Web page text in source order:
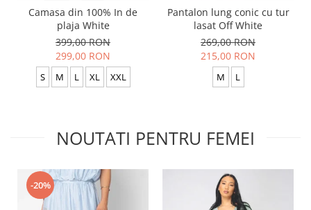
Camasa din 100% In de
plaja White
399,00 RON
299,00 RON
S M L XL XXL
Pantalon lung conic cu tur
lasat Off White
269,00 RON
215,00 RON
M L
NOUTATI PENTRU FEMEI
-20%